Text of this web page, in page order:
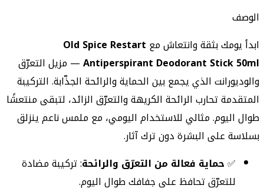
الوصف
ابدأ يومك بثقة وانتعاش مع Old Spice Restart
Antiperspirant Deodorant Stick 50ml— مزيل التعرّق
والوديورانت الذي يجمع بين الحماية والرائحة الجذّابة. التركيبة
المتقدمة تحارب الرائحة الكريهة والتعرّق الزائد، لتبقى منتعشًا
طوال اليوم. مثالي للاستخدام اليومي، مع ملمس ناعم ينزلق
بسلاسة على البشرة دون ترك آثار.
✅حماية فعالة من التعرّق والرائحة: تركيبة مضادة
للتعرّق تحافظ على جفافك طوال اليوم.